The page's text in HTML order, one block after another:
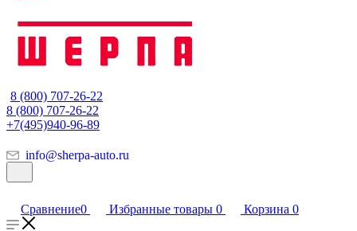
8 (800) 707-26-22
8 (800) 707-26-22
+7(495)940-96-89
info@sherpa-auto.ru
Сравнение0 Избранные товары 0 Корзина 0